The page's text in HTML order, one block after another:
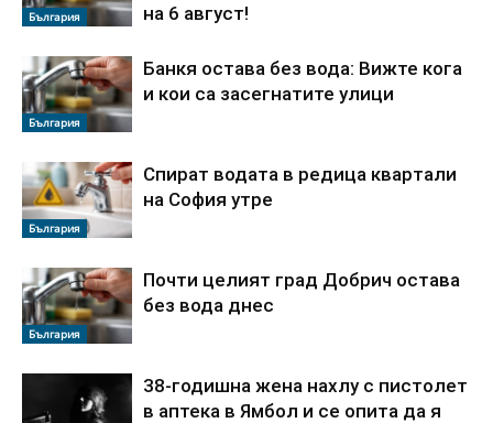
България
на 6 август!
България
Банкя остава без вода: Вижте кога
и кои са засегнатите улици
България
Спират водата в редица квартали
на София утре
България
Почти целият град Добрич остава
без вода днес
38-годишна жена нахлу с пистолет
в аптека в Ямбол и се опита да я